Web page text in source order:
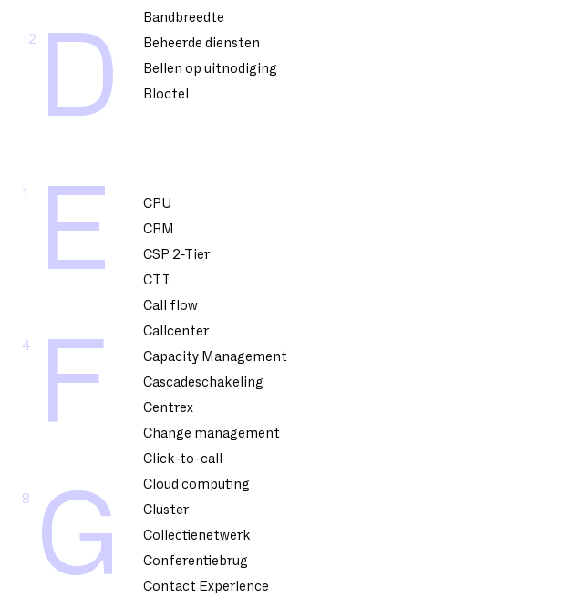
D
12
E
1
F
4
G
8
Bandbreedte
Beheerde diensten
Bellen op uitnodiging
Bloctel
CPU
CRM
CSP 2-Tier
CTI
Call flow
Callcenter
Capacity Management
Cascadeschakeling
Centrex
Change management
Click-to-call
Cloud computing
Cluster
Collectienetwerk
Conferentiebrug
Contact Experience